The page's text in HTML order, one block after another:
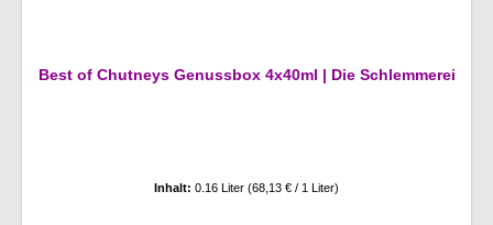
Best of Chutneys Genussbox 4x40ml | Die Schlemmerei
Inhalt: 0.16 Liter (68,13 € / 1 Liter)